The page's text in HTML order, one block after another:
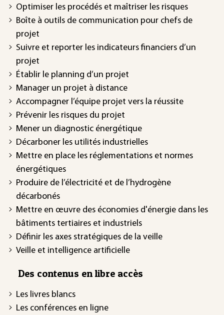
Optimiser les procédés et maîtriser les risques
Boîte à outils de communication pour chefs de
projet
Suivre et reporter les indicateurs financiers d’un
projet
Établir le planning d’un projet
Manager un projet à distance
Accompagner l’équipe projet vers la réussite
Prévenir les risques du projet
Mener un diagnostic énergétique
Décarboner les utilités industrielles
Mettre en place les réglementations et normes
énergétiques
Produire de l’électricité et de l’hydrogène
décarbonés
Mettre en œuvre des économies d'énergie dans les
bâtiments tertiaires et industriels
Définir les axes stratégiques de la veille
Veille et intelligence artificielle
Des contenus en libre accès
Les livres blancs
Les conférences en ligne